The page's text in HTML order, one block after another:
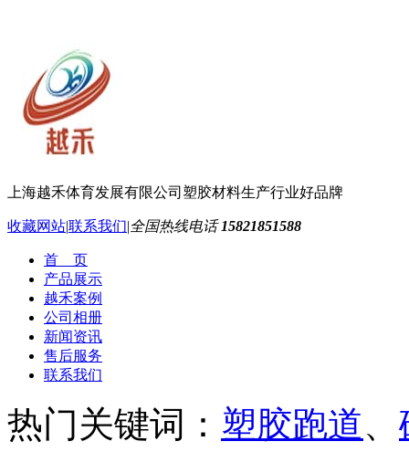
上海越禾体育发展有限公司 塑胶材料生产行业好品牌
收藏网站|联系我们|全国热线电话15821851588
首 页
产品展示
越禾案例
公司相册
新闻资讯
售后服务
联系我们
热门关键词： 塑胶跑道、